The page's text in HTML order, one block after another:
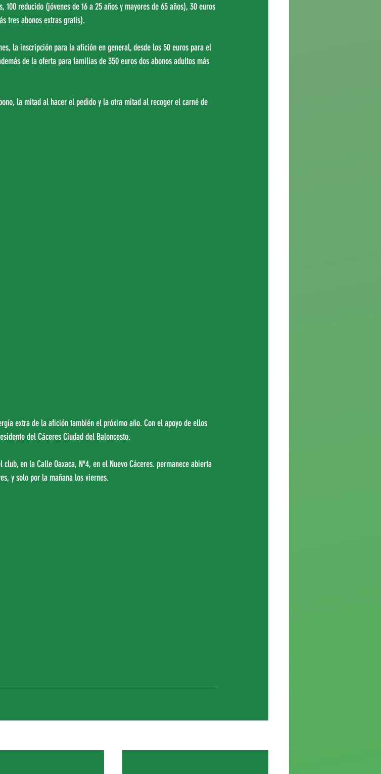
reducido (jóvenes de 16 a 25 años y mayores de 65 años), 30 euros
tres abonos extras gratis).
la inscripción para la afición en general, desde los 50 euros para el
de la oferta para familias de 350 euros dos abonos adultos más
la mitad al hacer el pedido y la otra mitad al recoger el carné de
extra de la afición también el próximo año. Con el apoyo de ellos
del Cáceres Ciudad del Baloncesto.
en la Calle Oaxaca, Nº4, en el Nuevo Cáceres. permanece abierta
y solo por la mañana los viernes.